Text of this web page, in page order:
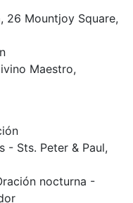
26 Mountjoy Square,
Maestro,
- Sts. Peter & Paul,
nocturna -